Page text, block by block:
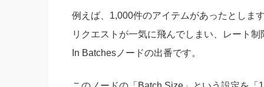
例えば、1,000件のアイテムがあったとしま
リクエストが一気に飛んでしまい、レート
In Batchesノードの出番です。